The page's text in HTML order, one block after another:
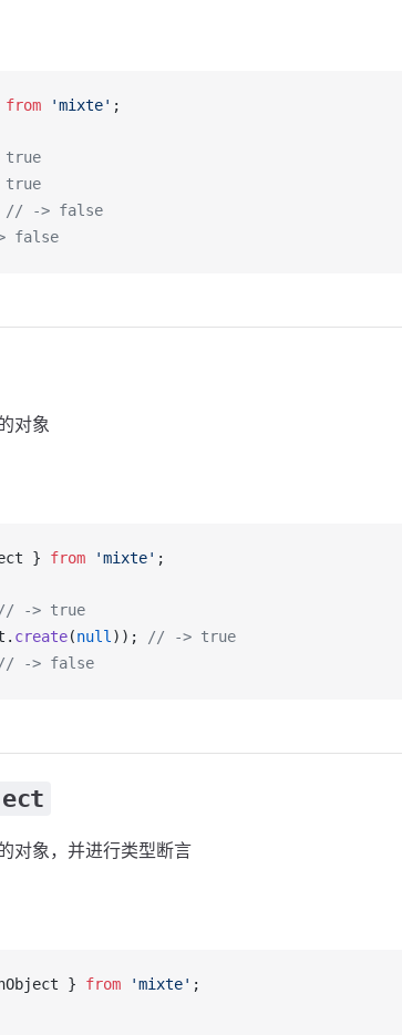
from 'mixte' ;
// -> false
false
对象
} from 'mixte' ;
// -> true
. create(null ));
// -> true
// -> false
对象，并进行类型断言
} from 'mixte' ;